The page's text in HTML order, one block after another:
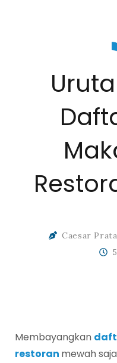
Caesar
Membayangkan
restoran mewah